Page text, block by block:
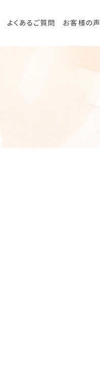
よくあるご質問 お客様の声